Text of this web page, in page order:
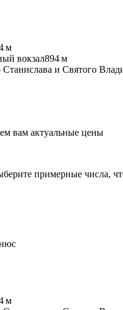
м
вокзал894 м
и Святого
вам актуальные цены
примерные числа,
м